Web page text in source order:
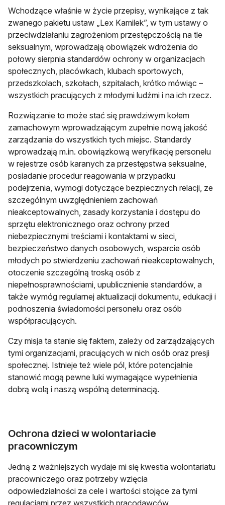
Wchodzące właśnie w życie przepisy, wynikające z tak
zwanego pakietu ustaw „Lex Kamilek”, w tym ustawy o
przeciwdziałaniu zagrożeniom przestępczością na tle
seksualnym, wprowadzają obowiązek wdrożenia do
połowy sierpnia standardów ochrony w organizacjach
społecznych, placówkach, klubach sportowych,
przedszkolach, szkołach, szpitalach, krótko mówiąc –
wszystkich pracujących z młodymi ludźmi i na ich rzecz.
Rozwiązanie to może stać się prawdziwym kołem
zamachowym wprowadzającym zupełnie nową jakość
zarządzania do wszystkich tych miejsc. Standardy
wprowadzają m.in. obowiązkową weryfikację personelu
w rejestrze osób karanych za przestępstwa seksualne,
posiadanie procedur reagowania w przypadku
podejrzenia, wymogi dotyczące bezpiecznych relacji, ze
szczególnym uwzględnieniem zachowań
nieakceptowalnych, zasady korzystania i dostępu do
sprzętu elektronicznego oraz ochrony przed
niebezpiecznymi treściami i kontaktami w sieci,
bezpieczeństwo danych osobowych, wsparcie osób
młodych po stwierdzeniu zachowań nieakceptowalnych,
otoczenie szczególną troską osób z
niepełnosprawnościami, upublicznienie standardów, a
także wymóg regularnej aktualizacji dokumentu, edukacji i
podnoszenia świadomości personelu oraz osób
współpracujących.
Czy misja ta stanie się faktem, zależy od zarządzających
tymi organizacjami, pracujących w nich osób oraz presji
społecznej. Istnieje też wiele pól, które potencjalnie
stanowić mogą pewne luki wymagające wypełnienia
dobrą wolą i naszą wspólną determinacją.
Ochrona dzieci w wolontariacie
pracowniczym
Jedną z ważniejszych wydaje mi się kwestia wolontariatu
pracowniczego oraz potrzeby wzięcia
odpowiedzialności za cele i wartości stojące za tymi